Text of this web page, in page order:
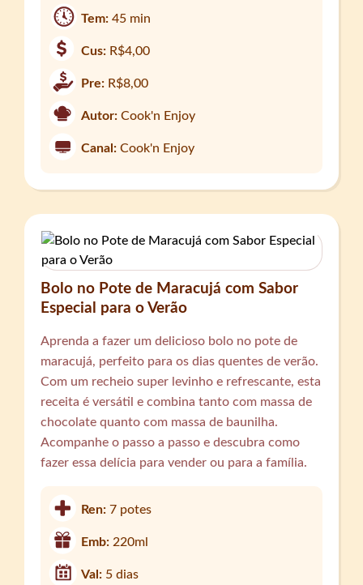
Tem:45 min
Cus: R$4,00
Pre: R$8,00
Autor: Cook'n Enjoy
Canal: Cook'n Enjoy
Bolo no Pote de Maracujá com Sabor
Especial para o Verão
Aprenda a fazer um delicioso bolo no pote de
maracujá, perfeito para os dias quentes de verão.
Com um recheio super levinho e refrescante, esta
receita é versátil e combina tanto com massa de
chocolate quanto com massa de baunilha.
Acompanhe o passo a passo e descubra como
fazer essa delícia para vender ou para a família.
Ren:7 potes
Emb:220ml
Val: 5 dias